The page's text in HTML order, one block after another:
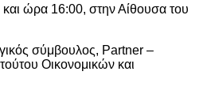
ώρα 16:00, στην Αίθουσα του
σύμβουλος, Partner –
Οικονομικών και